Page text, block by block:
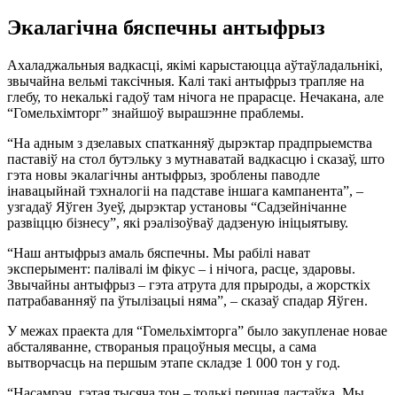
Экалагічна бяспечны антыфрыз
Ахаладжальныя вадкасці, якімі карыстаюцца аўтаўладальнікі,
звычайна вельмі таксічныя. Калі такі антыфрыз трапляе на
глебу, то некалькі гадоў там нічога не прарасце. Нечакана, але
“Гомельхімторг” знайшоў вырашэнне праблемы.
“На адным з дзелавых спатканняў дырэктар прадпрыемства
паставіў на стол бутэльку з мутнаватай вадкасцю і сказаў, што
гэта новы экалагічны антыфрыз, зроблены паводле
інавацыйнай тэхналогіі на падставе іншага кампанента”, –
узгадаў Яўген Зуеў, дырэктар установы “Садзейнічанне
развіццю бізнесу”, які рэалізоўваў дадзеную ініцыятыву.
“Наш антыфрыз амаль бяспечны. Мы рабілі нават
эксперымент: палівалі ім фікус – і нічога, расце, здаровы.
Звычайны антыфрыз – гэта атрута для прыроды, а жорсткіх
патрабаванняў па ўтылізацыі няма”, – сказаў спадар Яўген.
У межах праекта для “Гомельхімторга” было закупленае новае
абсталяванне, створаныя працоўныя месцы, а сама
вытворчасць на першым этапе складзе 1 000 тон у год.